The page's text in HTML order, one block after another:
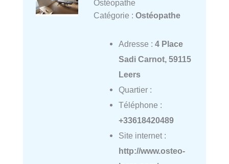
Ostéopathe
Catégorie : Ostéopathe
Adresse : 4 Place
Sadi Carnot, 59115
Leers
Quartier :
Téléphone :
+33618420489
Site internet :
http://www.osteo-